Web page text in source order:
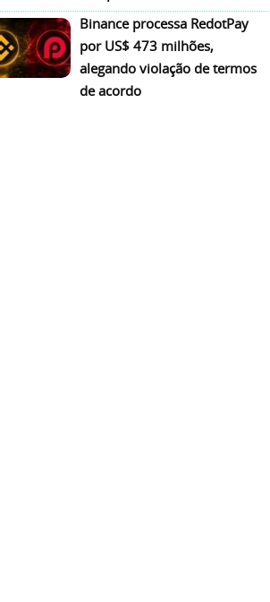
Binance processa RedotPay
por US$ 473 milhões,
alegando violação de termos
de acordo